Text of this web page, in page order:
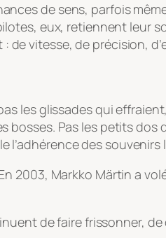
de sens, parfois
eux, retiennent leur
vitesse, de précision,
les glissades qui
bosses. Pas les petits
des souvenirs
2003, Markko Märtin a
de faire frissonner, de